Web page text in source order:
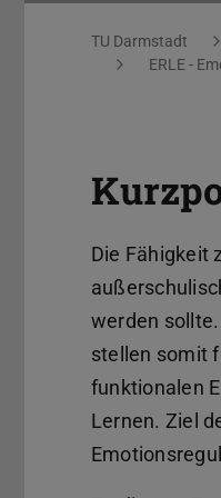
Sie befinden
TU Darmstadt
ERLE -
Die Fähigkeit
werden
stellen somit
funktionalen
Lernen. Ziel